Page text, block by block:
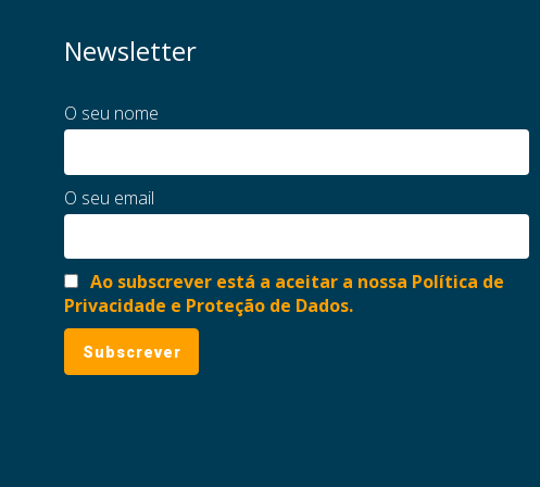
Newsletter
O seu nome
O seu email
Ao subscrever está a aceitar a nossa Política de
Privacidade e Proteção de Dados.